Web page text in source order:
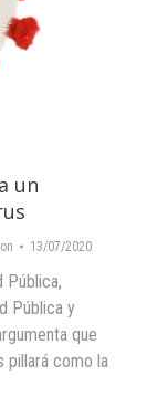
un
13/07/2020
Pública,
Pública y
que
pillará como la